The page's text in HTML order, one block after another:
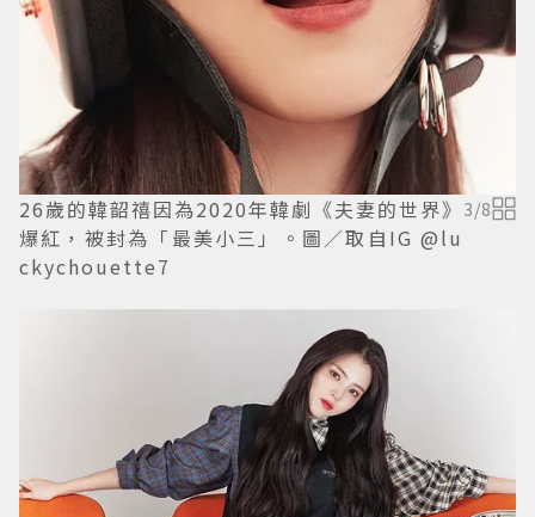
26歲的韓韶禧因為2020年韓劇《夫妻的世界》
爆紅，被封為「最美小三」。圖／取自IG @lu
ckychouette7
3/8